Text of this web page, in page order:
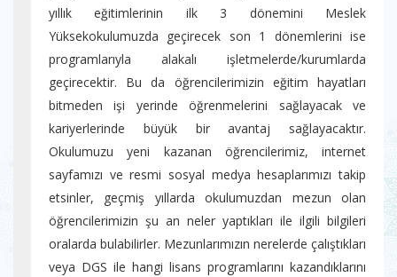
yıllık eğitimlerinin ilk 3 dönemini Meslek
Yüksekokulumuzda geçirecek son 1 dönemlerini ise
programlarıyla alakalı işletmelerde/kurumlarda
geçirecektir. Bu da öğrencilerimizin eğitim hayatları
bitmeden işi yerinde öğrenmelerini sağlayacak ve
kariyerlerinde büyük bir avantaj sağlayacaktır.
Okulumuzu yeni kazanan öğrencilerimiz, internet
sayfamızı ve resmi sosyal medya hesaplarımızı takip
etsinler, geçmiş yıllarda okulumuzdan mezun olan
öğrencilerimizin şu an neler yaptıkları ile ilgili bilgileri
oralarda bulabilirler. Mezunlarımızın nerelerde çalıştıkları
veya DGS ile hangi lisans programlarını kazandıklarını